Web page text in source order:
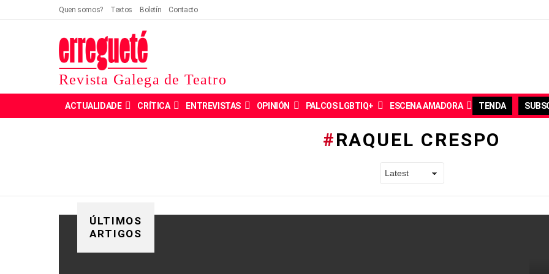
Quen somos? Textos Boletín Contacto
Revista Galega de Teatro
ACTUALIDADE CRÍTICA ENTREVISTAS OPINIÓN PALCOS LGBTIQ+ ESCENA AMADORA TENDA
RAQUEL CRESPO
ÚLTIMOS
ARTIGOS